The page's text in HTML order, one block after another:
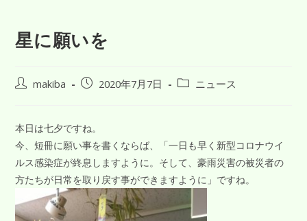
星に願いを
makiba 2020年7月7日 ニュース
本日は七夕ですね。
今、短冊に願い事を書くならば、「一日も早く新型コロナウイ
ルス感染症が終息しますように。そして、豪雨災害の被災者の
方たちが日常を取り戻す事ができますように」ですね。